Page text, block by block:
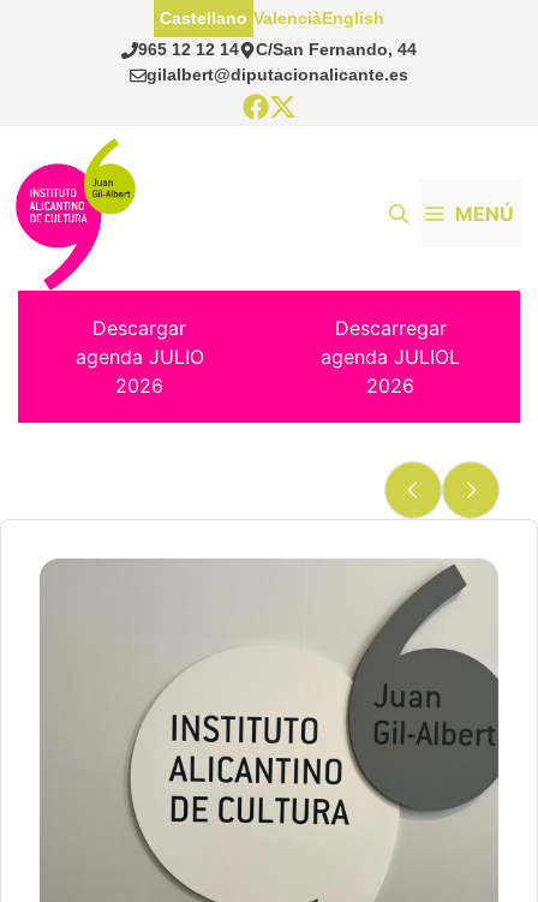
965 12 12 14
C/San Fernando, 44
gilalbert@diputacionalicante.es
Castellano ValenciàEnglish
MENÚ
Descargar
agenda JULIO
2026
Descarregar
agenda JULIOL
2026